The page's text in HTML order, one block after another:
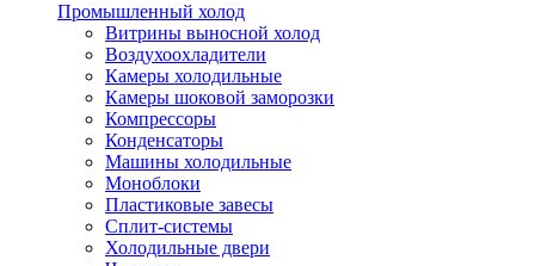
Промышленный холод
Витрины выносной холод
Воздухоохладители
Камеры холодильные
Камеры шоковой заморозки
Компрессоры
Конденсаторы
Машины холодильные
Моноблоки
Пластиковые завесы
Сплит-системы
Холодильные двери